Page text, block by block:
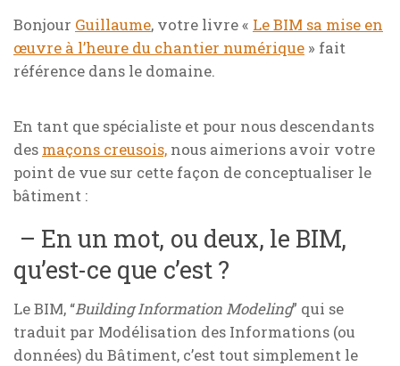
Bonjour Guillaume, votre livre « Le BIM sa mise en
œuvre à l’heure du chantier numérique » fait
référence dans le domaine.
En tant que spécialiste et pour nous descendants
des maçons creusois, nous aimerions avoir votre
point de vue sur cette façon de conceptualiser le
bâtiment :
– En un mot, ou deux, le BIM,
qu’est-ce que c’est ?
Le BIM, “Building Information Modeling” qui se
traduit par Modélisation des Informations (ou
données) du Bâtiment, c’est tout simplement le